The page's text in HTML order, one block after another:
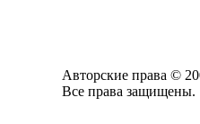
Авторские права ©
Все права защищены.